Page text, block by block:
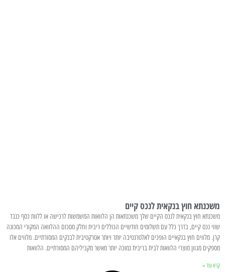
משכנתא חוץ בנקאית לנכס קיים
משכנתא חוץ בנקאית לנכס הקיים שלך משכנתאות הן הלוואות המשמשות לרכישה או ללוות כסף כנגד
שווי נכס קיים, בדרך כלל עם תשלומים חודשיים הכוללים ריבית וחלק מסכום ההלוואה המקורי המכונה
קרן. מלווים חוץ בנקאיים הופכים לאלטרנטיבה יותר ויותר אטרקטיבית לבנקים המסורתיים. מלווים אלו
מספקים מגוון מוצרי הלוואות לבית בריבית נמוכה יותר מאשר מקביליהם המסורתיים. הלוואות
קרא עוד »